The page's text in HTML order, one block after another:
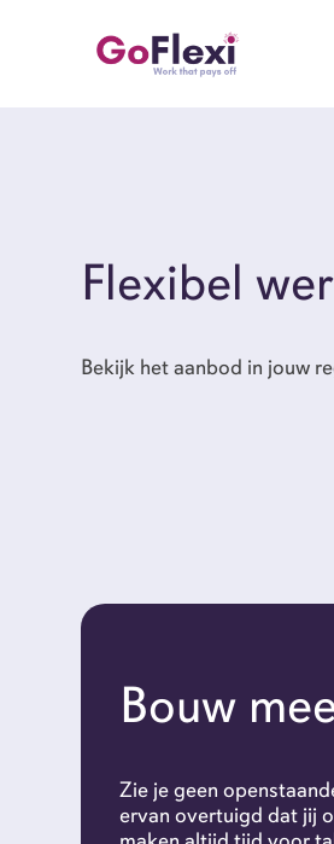
Flexibel
Bekijk het aanbod in jouw
Bouw
Zie je geen
ervan overtuigd dat jij
locatie